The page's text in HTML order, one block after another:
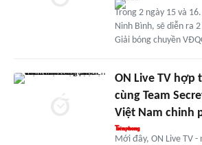
Trong 2 ngày 15 và
Ninh Bình, sẽ diễn ra
Giải bóng chuyền
ON Live TV hợp
cùng Team
Việt Nam chinh
Mới đây, ON Live TV